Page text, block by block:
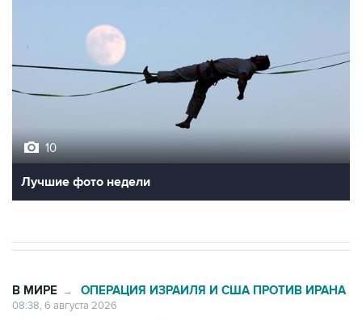
10
Лучшие фото недели
В МИРЕ → ОПЕРАЦИЯ ИЗРАИЛЯ И США ПРОТИВ ИРАНА
08:38, 6 августа 2026